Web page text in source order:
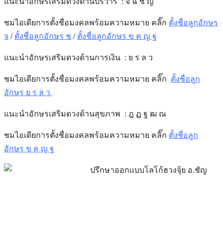
ชมไอเดียการตั้งชื่อมงคลพร้อมความหมาย คลิ๊ก ตั้งชื่อลูกอักษร
จ / ตั้งชื่อลูกอักษร ช / ตั้งชื่อลูกอักษร ข ค ญ ฐ
แนะนำอักษรเสริมดวงด้านการเงิน : ย ร ล ว
ชมไอเดียการตั้งชื่อมงคลพร้อมความหมาย คลิ๊ก ตั้งชื่อลูก
อักษร ย ร ล ว
แนะนำอักษรเสริมดวงด้านสุขภาพ : ฎ ฏ ฐ ฒ ณ
ชมไอเดียการตั้งชื่อมงคลพร้อมความหมาย คลิ๊ก ตั้งชื่อลูก
อักษร ข ค ญ ฐ